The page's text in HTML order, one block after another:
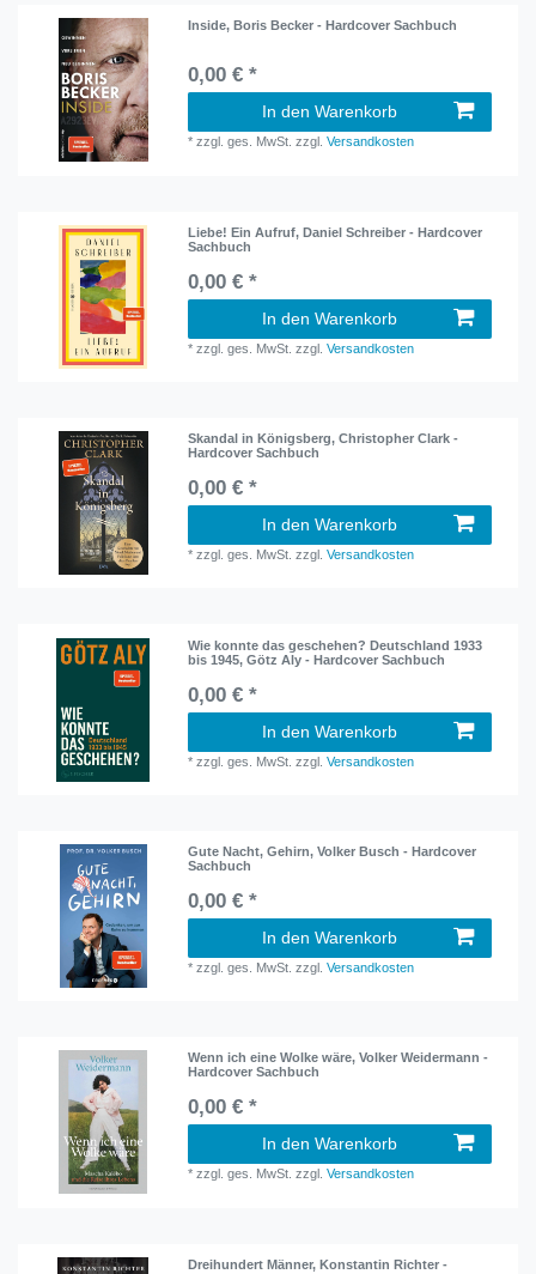
Inside, Boris Becker - Hardcover Sachbuch
0,00 € *
In den Warenkorb
*zzgl. ges. MwSt. zzgl.Versandkosten
Liebe! Ein Aufruf, Daniel Schreiber - Hardcover
Sachbuch
0,00 € *
In den Warenkorb
*zzgl. ges. MwSt. zzgl.Versandkosten
Skandal in Königsberg, Christopher Clark -
Hardcover Sachbuch
0,00 € *
In den Warenkorb
*zzgl. ges. MwSt. zzgl.Versandkosten
Wie konnte das geschehen? Deutschland 1933
bis 1945, Götz Aly - Hardcover Sachbuch
0,00 € *
In den Warenkorb
*zzgl. ges. MwSt. zzgl.Versandkosten
Gute Nacht, Gehirn, Volker Busch - Hardcover
Sachbuch
0,00 € *
In den Warenkorb
*zzgl. ges. MwSt. zzgl.Versandkosten
Wenn ich eine Wolke wäre, Volker Weidermann -
Hardcover Sachbuch
0,00 € *
In den Warenkorb
*zzgl. ges. MwSt. zzgl.Versandkosten
Dreihundert Männer, Konstantin Richter -